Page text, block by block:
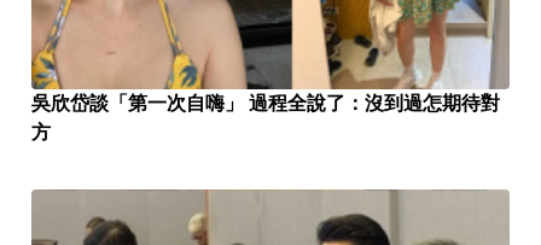
吳欣岱談「第一次自嗨」 過程全說了：沒到過怎期待對
方